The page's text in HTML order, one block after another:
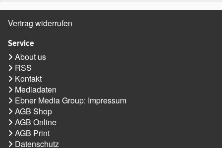
Vertrag widerrufen
Service
About us
RSS
Kontakt
Mediadaten
Ebner Media Group: Impressum
AGB Shop
AGB Online
AGB Print
Datenschutz